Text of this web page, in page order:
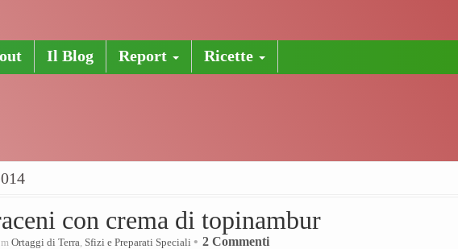
Il Blog Report Ricette
con crema di topinambur
Ortaggi di Terra Sfizi e Preparati Speciali 2 Commenti